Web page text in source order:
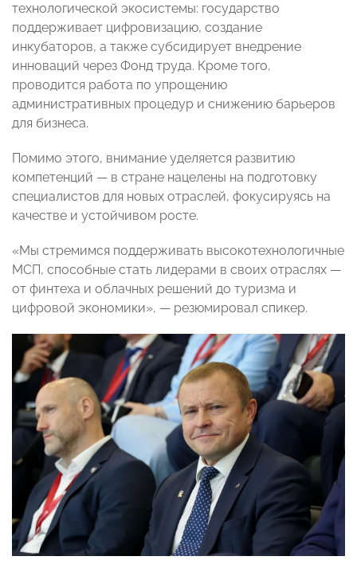
технологической экосистемы: государство
поддерживает цифровизацию, создание
инкубаторов, а также субсидирует внедрение
инноваций через Фонд труда. Кроме того,
проводится работа по упрощению
административных процедур и снижению барьеров
для бизнеса.
Помимо этого, внимание уделяется развитию
компетенций — в стране нацелены на подготовку
специалистов для новых отраслей, фокусируясь на
качестве и устойчивом росте.
«Мы стремимся поддерживать высокотехнологичные
МСП, способные стать лидерами в своих отраслях —
от финтеха и облачных решений до туризма и
цифровой экономики», — резюмировал спикер.